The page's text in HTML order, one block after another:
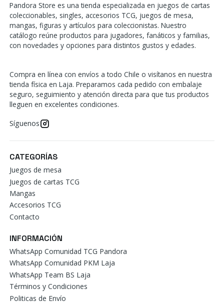
Pandora Store es una tienda especializada en juegos de cartas
coleccionables, singles, accesorios TCG, juegos de mesa,
mangas, figuras y artículos para coleccionistas. Nuestro
catálogo reúne productos para jugadores, fanáticos y familias,
con novedades y opciones para distintos gustos y edades.
Compra en línea con envíos a todo Chile o visítanos en nuestra
tienda física en Laja. Preparamos cada pedido con embalaje
seguro, seguimiento y atención directa para que tus productos
lleguen en excelentes condiciones.
Síguenos
CATEGORÍAS
Juegos de mesa
Juegos de cartas TCG
Mangas
Accesorios TCG
Contacto
INFORMACIÓN
WhatsApp Comunidad TCG Pandora
WhatsApp Comunidad PKM Laja
WhatsApp Team BS Laja
Términos y Condiciones
Politicas de Envío